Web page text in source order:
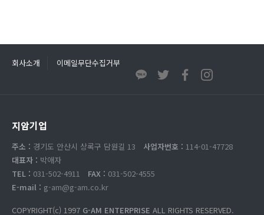
회사소개 이메일무단수집거부
지암기업
주소 : 경기도 안산시 상록구 담원길 13 사업자번호 : 114-01-47728
대표자 : 박애자
TEL : 031-502-4911 FAX : 031-502-4555
E-mail : g-am@g-am.co.kr
COPYRIGHT(c) 1997 G-AM ENTERPRISE ALL RIGHTS RESERVED.